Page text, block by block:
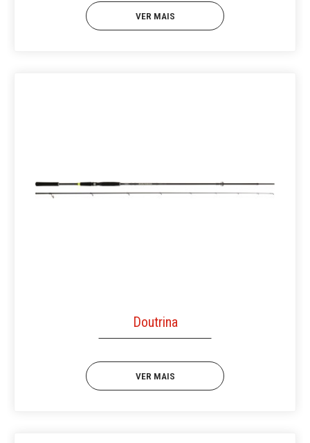
VER MAIS
Doutrina
VER MAIS